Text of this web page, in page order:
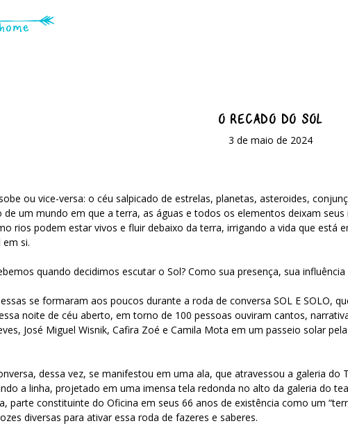
O RECADO DO SOL
3 de maio de 2024
ou vice-versa: o céu salpicado de estrelas, planetas, asteroides,
um mundo em que a terra, as águas e todos os elementos deixam
rios podem estar vivos e fluir debaixo da terra, irrigando a vida que está
em si.
quando decidimos escutar o Sol? Como sua presença, sua
se formaram aos poucos durante a roda de conversa SOL E SOLO,
noite de céu aberto, em torno de 100 pessoas ouviram cantos,
José Miguel Wisnik, Cafira Zoé e Camila Mota em um passeio solar
dessa vez, se manifestou em uma ala, que atravessou a galeria
a linha, projetado em uma imensa tela redonda no alto da galeria do
parte constituinte do Oficina em seus 66 anos de existência como um
diversas para ativar essa roda de fazeres e saberes.